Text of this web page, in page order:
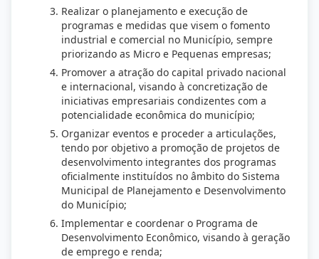
Realizar o planejamento e execução de
programas e medidas que visem o fomento
industrial e comercial no Município, sempre
priorizando as Micro e Pequenas empresas;
Promover a atração do capital privado nacional
e internacional, visando à concretização de
iniciativas empresariais condizentes com a
potencialidade econômica do município;
Organizar eventos e proceder a articulações,
tendo por objetivo a promoção de projetos de
desenvolvimento integrantes dos programas
oficialmente instituídos no âmbito do Sistema
Municipal de Planejamento e Desenvolvimento
do Município;
Implementar e coordenar o Programa de
Desenvolvimento Econômico, visando à geração
de emprego e renda;